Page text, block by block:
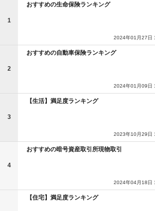
1
おすすめの生命保険ランキング
2024年01月27日
2
おすすめの自動車保険ランキング
2024年01月09日
3
【生活】満足度ランキング
2023年10月29日
4
おすすめの暗号資産取引所現物取引
2024年04月18日
【住宅】満足度ランキング